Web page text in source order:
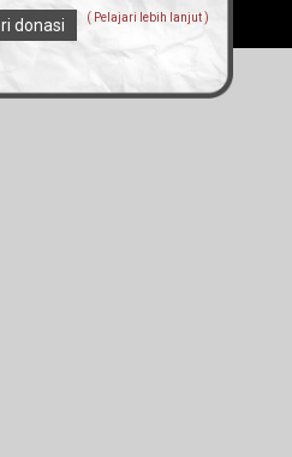
ZEjournal.mobi 2012 - 2026
donasi ( Pelajari lebih lanjut )